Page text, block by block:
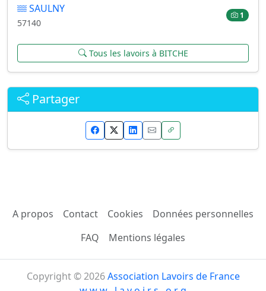
SAULNY
57140
1
Tous les lavoirs à BITCHE
Partager
A propos Contact Cookies
Données personnelles
FAQ
Mentions légales
Copyright © 2026Association Lavoirs de France